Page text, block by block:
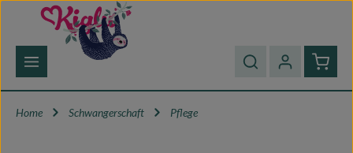
Zum Hauptinhalt springen
Home Schwangerschaft Pflege